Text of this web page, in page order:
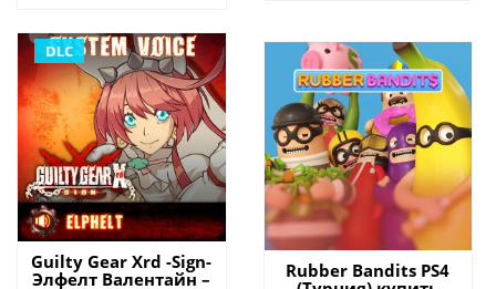
DLC
Guilty Gear Xrd -Sign-
Элфелт Валентайн –
Rubber Bandits PS4